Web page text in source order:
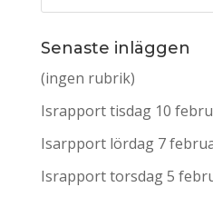
Senaste inläggen
(ingen rubrik)
Israpport tisdag 10
Isarpport lördag 7
Israpport torsdag 5